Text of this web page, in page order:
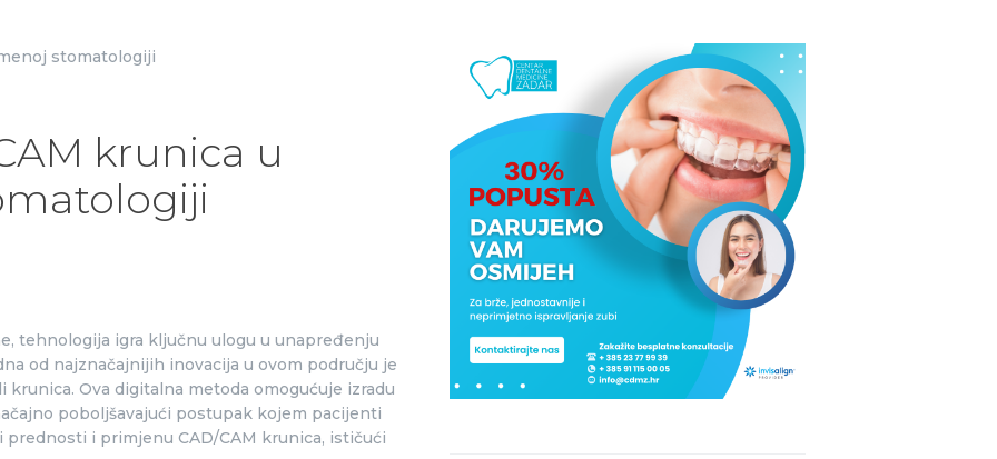
OSTALE USLUGE
O NAMA
USLUGA
BLOG
krunica u
tehnologija igra ključnu ulogu u unapređenju
od najznačajnijih inovacija u ovom području je
Ova digitalna metoda omogućuje izradu
poboljšavajući postupak kojem pacijenti
prednosti i primjenu CAD/CAM krunica, ističući